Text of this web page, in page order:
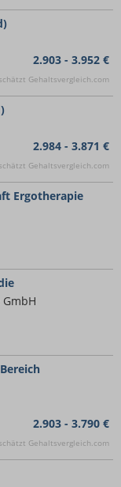
2.903 - 3.952 €
schätzt Gehaltsvergleich.com
2.984 - 3.871 €
schätzt Gehaltsvergleich.com
Ergotherapie
2.903 - 3.790 €
schätzt Gehaltsvergleich.com